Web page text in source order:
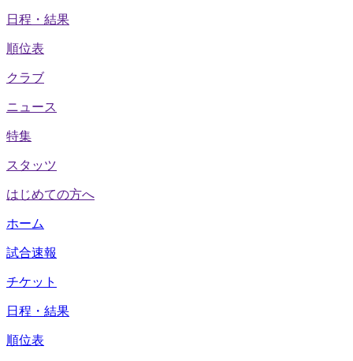
日程・結果
順位表
クラブ
ニュース
特集
スタッツ
はじめての方へ
ホーム
試合速報
チケット
日程・結果
順位表